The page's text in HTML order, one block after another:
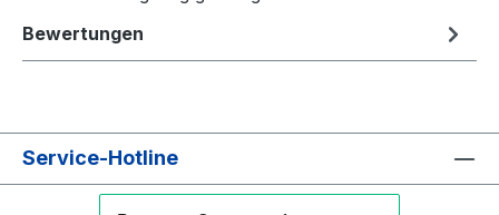
Bewertungen
Service-Hotline